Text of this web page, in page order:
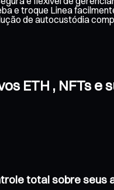
e troque Linea
de autocustódia
ETH , NFTs
total sobre seus